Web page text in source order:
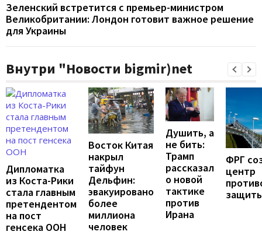
Зеленский встретится с премьер-министром
Великобритании: Лондон готовит важное решение
для Украины
Внутри "Новости bigmir)net
Дипломатка
из Коста-Рики
стала главным
претендентом
на пост
генсека ООН
Восток Китая
накрыл
тайфун
Дельфин:
эвакуировано
более
миллиона
человек
Душить, а
не бить:
Трамп
рассказал
о новой
тактике
против
Ирана
ФРГ
центр